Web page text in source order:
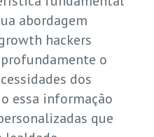
abordagem
hackers
o
dos
essa informação
que